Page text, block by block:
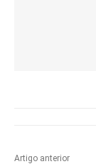
Artigo anterior